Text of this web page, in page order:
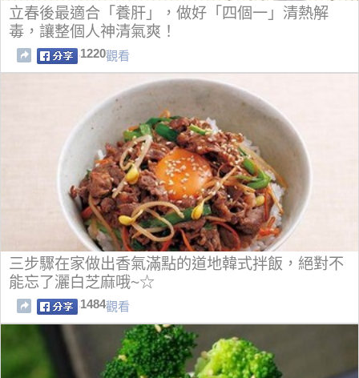
立春後最適合「養肝」，做好「四個一」清熱解
毒，讓整個人神清氣爽！
1220觀看
三步驟在家做出香氣滿點的道地韓式拌飯，絕對不
能忘了灑白芝麻哦~☆
1484觀看